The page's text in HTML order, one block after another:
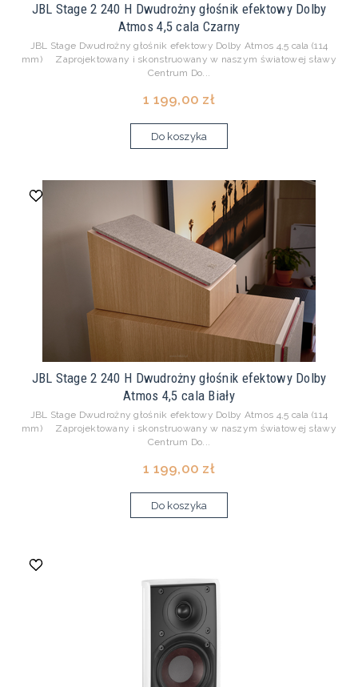
JBL Stage 2 240 H Dwudrożny głośnik efektowy Dolby
Atmos 4,5 cala Czarny
JBL Stage Dwudrożny głośnik efektowy Dolby Atmos 4,5 cala (114
mm) Zaprojektowany i skonstruowany w naszym światowej sławy
Centrum Do...
1 199,00 zł
Do koszyka
JBL Stage 2 240 H Dwudrożny głośnik efektowy Dolby
Atmos 4,5 cala Biały
JBL Stage Dwudrożny głośnik efektowy Dolby Atmos 4,5 cala (114
mm) Zaprojektowany i skonstruowany w naszym światowej sławy
Centrum Do...
1 199,00 zł
Do koszyka